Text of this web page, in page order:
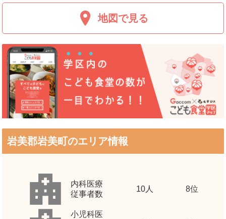
地図で見る
岩美郡岩美町のエリア情報
内科医療
従事者数
10人 8位
小児科医